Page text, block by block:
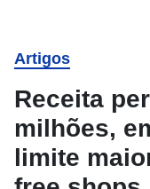
Artigos
Receita
milhões,
limite